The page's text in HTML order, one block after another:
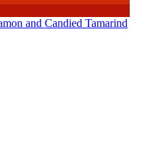
and Candied Tamarind